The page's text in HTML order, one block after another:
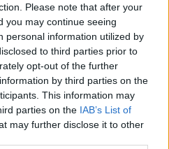
Please note that after your
you may continue seeing
personal information utilized by
to third parties prior to
opt-out of the further
by third parties on the
This information may
parties on the IAB’s List of
may further disclose it to other
με αφορμή απόψεις
Ανατολία, όπως ο
επηρέαζουν τα
ο διευθυντής του
είπε «δεν βλέπω
τον σεισμικό
θεωρώ ότι είναι